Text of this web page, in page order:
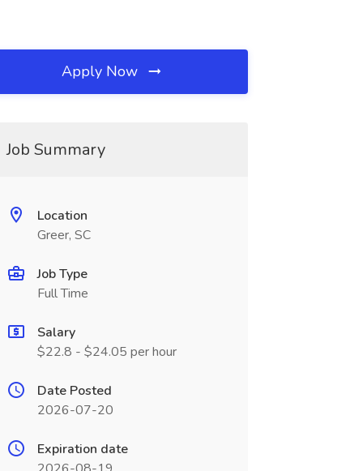
Apply Now
Job Summary
Location
Greer, SC
Job Type
Full Time
Salary
$22.8 - $24.05 per hour
Date Posted
2026-07-20
Expiration date